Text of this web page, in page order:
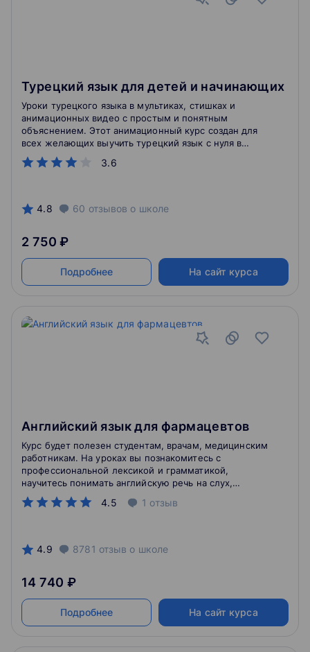
Турецкий язык для детей и начинающих
3.6
Уроки турецкого языка в мультиках, стишках и
анимационных видео с простым и понятным
объяснением. Этот анимационный курс создан для
всех желающих выучить турецкий язык с нуля в
игровой форме. Уроки будут интересны как
взрослым, так и детям, которые никогда не изучали
языке, без сложных грамматических форм и
конструкций. Изучайте турецкий язык легко и
4.8 60 отзывов о школе
2 750 ₽
Подробнее На сайт курса
Английский язык для фармацевтов
4.5 1 отзыв
Курс будет полезен студентам, врачам, медицинским
работникам. На уроках вы познакомитесь с
профессиональной лексикой и грамматикой,
научитесь понимать английскую речь на слух,
отработаете разговорные навыки в беседах и
дискуссиях.
4.9 8781 отзыв о школе
14 740 ₽
Подробнее На сайт курса